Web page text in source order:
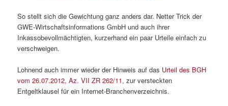
So stellt sich die Gewichtung ganz anders dar. Netter Trick der
GWE-Wirtschaftsinformations GmbH und auch ihrer
Inkassobevollmächtigten, kurzerhand ein paar Urteile einfach zu
verschweigen.
Lohnend auch immer wieder der Hinweis auf das Urteil des BGH
vom 26.07.2012, Az. VII ZR 262/11, zur versteckten
Entgeltklausel für ein Internet-Branchenverzeichnis.